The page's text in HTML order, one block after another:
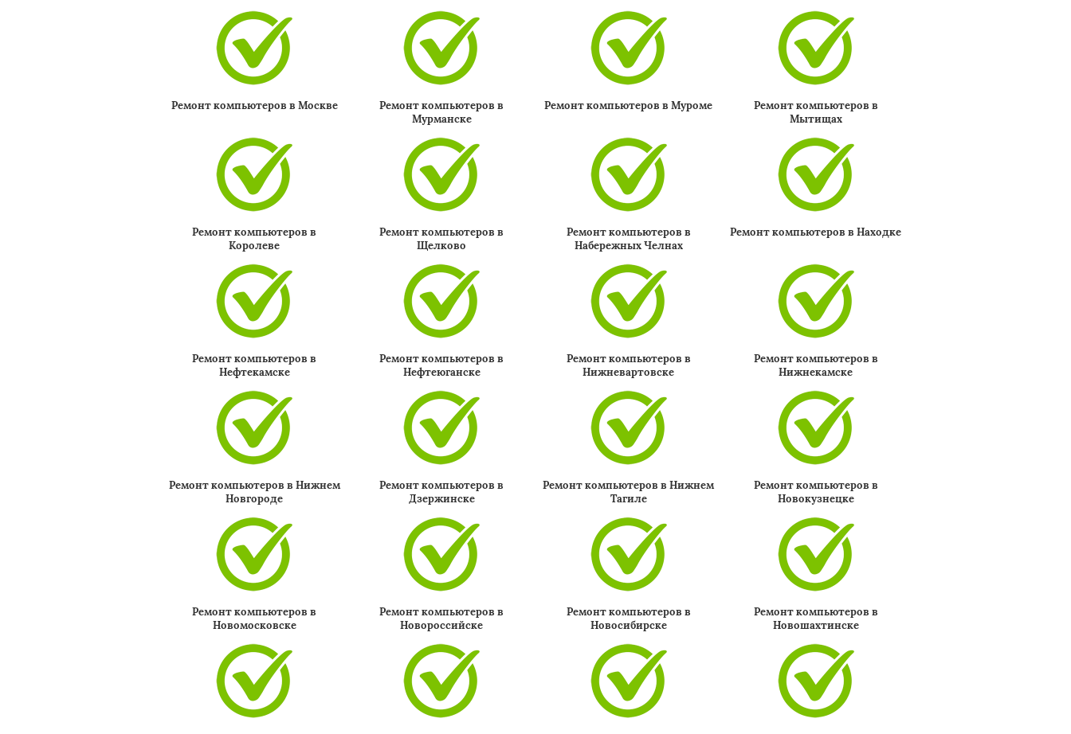
Ремонт компьютеров в Москве
Ремонт компьютеров в
Мурманске
Ремонт компьютеров в Муроме
Ремонт компьютеров в
Мытищах
Ремонт компьютеров в
Королеве
Ремонт компьютеров в
Щелково
Ремонт компьютеров в
Набережных Челнах
Ремонт компьютеров в Находке
Ремонт компьютеров в
Нефтекамске
Ремонт компьютеров в
Нефтеюганске
Ремонт компьютеров в
Нижневартовске
Ремонт компьютеров в
Нижнекамске
Ремонт компьютеров в Нижнем
Новгороде
Ремонт компьютеров в
Дзержинске
Ремонт компьютеров в Нижнем
Тагиле
Ремонт компьютеров в
Новокузнецке
Ремонт компьютеров в
Новомосковске
Ремонт компьютеров в
Новороссийске
Ремонт компьютеров в
Новосибирске
Ремонт компьютеров в
Новошахтинске